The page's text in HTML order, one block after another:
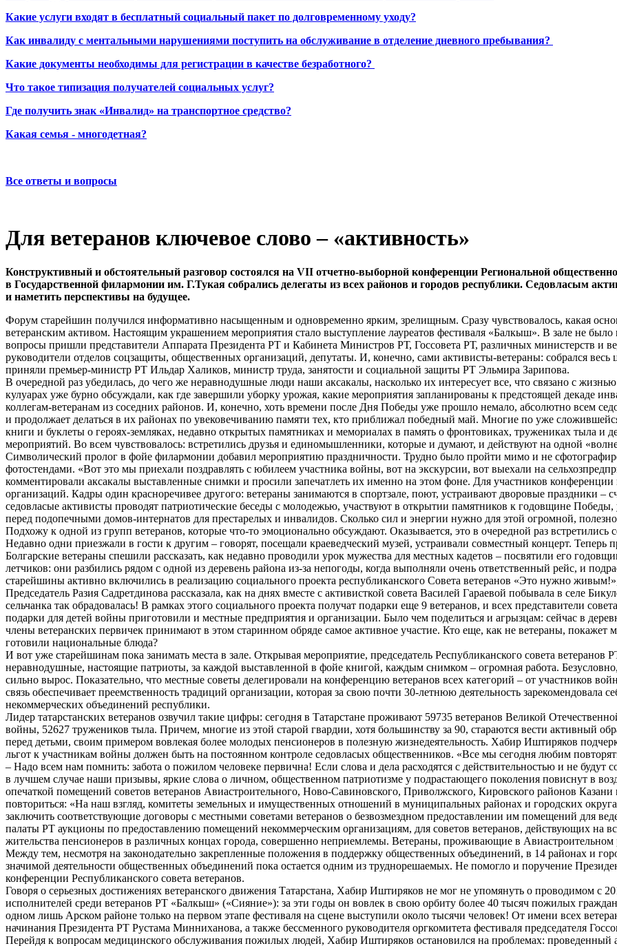
Какие услуги входят в бесплатный социальный пакет по долговременному уходу?
Как инвалиду с ментальными нарушениями поступить на обслуживание в отделение дневного пребывания?
Какие документы необходимы для регистрации в качестве безработного?
Что такое типизация получателей социальных услуг?
Где получить знак «Инвалид» на транспортное средство?
Какая семья - многодетная?
Все ответы и вопросы
Для ветеранов ключевое слово – «активность»
Конструктивный и обстоятельный разговор состоялся на VII отчетно-выборной конференции Региональной
в Государственной филармонии им. Г.Тукая собрались делегаты из всех районов и городов республики. Седовласым
и наметить перспективы на будущее.
Форум старейшин получился информативно насыщенным и одновременно ярким, зрелищным. Сразу чувствовалось, какая
ветеранским активом. Настоящим украшением мероприятия стало выступление лауреатов фестиваля «Балкыш». В зале не
вопросы пришли представители Аппарата Президента РТ и Кабинета Министров РТ, Госсовета РТ, различных министерств и
руководители отделов соцзащиты, общественных организаций, депутаты. И, конечно, сами активисты-ветераны: собрался
приняли премьер-министр РТ Ильдар Халиков, министр труда, занятости и социальной защиты РТ Эльмира Зарипова.
В очередной раз убедилась, до чего же неравнодушные люди наши аксакалы, насколько их интересует все, что связано с
кулуарах уже бурно обсуждали, как где завершили уборку урожая, какие мероприятия запланированы к предстоящей декаде
коллегам-ветеранам из соседних районов. И, конечно, хоть времени после Дня Победы уже прошло немало, абсолютно всем
и продолжает делаться в их районах по увековечиванию памяти тех, кто приближал победный май. Многие по уже
книги и буклеты о героях-земляках, недавно открытых памятниках и мемориалах в память о фронтовиках, тружениках тыла
мероприятий. Во всем чувствовалось: встретились друзья и единомышленники, которые и думают, и действуют на одной
Символический пролог в фойе филармонии добавил мероприятию праздничности. Трудно было пройти мимо и не
фотостендами. «Вот это мы приехали поздравлять с юбилеем участника войны, вот на экскурсии, вот выехали на
комментировали аксакалы выставленные снимки и просили запечатлеть их именно на этом фоне. Для участников
организаций. Кадры один красноречивее другого: ветераны занимаются в спортзале, поют, устраивают дворовые праздники –
седовласые активисты проводят патриотические беседы с молодежью, участвуют в открытии памятников к годовщине
перед подопечными домов-интернатов для престарелых и инвалидов. Сколько сил и энергии нужно для этой огромной,
Подхожу к одной из групп ветеранов, которые что-то эмоционально обсуждают. Оказывается, это в очередной раз
Недавно одни приезжали в гости к другим – говорят, посещали краеведческий музей, устраивали совместный концерт. Теперь
Болгарские ветераны спешили рассказать, как недавно проводили урок мужества для местных кадетов – посвятили его
летчиков: они разбились рядом с одной из деревень района из-за непогоды, когда выполняли очень ответственный рейс, и
старейшины активно включились в реализацию социального проекта республиканского Совета ветеранов «Это нужно
Председатель Разия Садретдинова рассказала, как на днях вместе с активисткой совета Василей Гараевой побывала в селе
сельчанка так обрадовалась! В рамках этого социального проекта получат подарки еще 9 ветеранов, и всех представители
подарки для детей войны приготовили и местные предприятия и организации. Было чем поделиться и агрызцам: сейчас в
члены ветеранских первичек принимают в этом старинном обряде самое активное участие. Кто еще, как не ветераны,
готовили национальные блюда?
И вот уже старейшинам пока занимать места в зале. Открывая мероприятие, председатель Республиканского совета
неравнодушные, настоящие патриоты, за каждой выставленной в фойе книгой, каждым снимком – огромная работа. Безусловно,
сильно вырос. Показательно, что местные советы делегировали на конференцию ветеранов всех категорий – от участников
связь обеспечивает преемственность традиций организации, которая за свою почти 30-летнюю деятельность зарекомендовала
некоммерческих объединений республики.
Лидер татарстанских ветеранов озвучил такие цифры: сегодня в Татарстане проживают 59735 ветеранов Великой
войны, 52627 тружеников тыла. Причем, многие из этой старой гвардии, хотя большинству за 90, стараются вести активный
перед детьми, своим примером вовлекая более молодых пенсионеров в полезную жизнедеятельность. Хабир Иштиряков
льгот к участникам войны должен быть на постоянном контроле седовласых общественников. «Все мы сегодня любим
– Надо всем нам помнить: забота о пожилом человеке первична! Если слова и дела расходятся с действительностью и не будут
в лучшем случае наши призывы, яркие слова о личном, общественном патриотизме у подрастающего поколения повиснут в
опечаткой помещений советов ветеранов Авиастроительного, Ново-Савиновского, Приволжского, Кировского районов
повториться: «На наш взгляд, комитеты земельных и имущественных отношений в муниципальных районах и городских
заключить соответствующие договоры с местными советами ветеранов о безвозмездном предоставлении им помещений для
палаты РТ аукционы по предоставлению помещений некоммерческим организациям, для советов ветеранов, действующих на
жительства пенсионеров в различных концах города, совершенно неприемлемы. Ветераны, проживающие в Авиастроительном
Между тем, несмотря на законодательно закрепленные положения в поддержку общественных объединений, в 14 районах и
значимой деятельности общественных объединений пока остается одним из труднорешаемых. Не помогло и поручение
конференции Республиканского совета ветеранов.
Говоря о серьезных достижениях ветеранского движения Татарстана, Хабир Иштиряков не мог не упомянуть о проводимом с
исполнителей среди ветеранов РТ «Балкыш» («Сияние»): за эти годы он вовлек в свою орбиту более 40 тысяч пожилых
одном лишь Арском районе только на первом этапе фестиваля на сцене выступили около тысячи человек! От имени всех
начинания Президента РТ Рустама Минниханова, а также бессменного руководителя оргкомитета фестиваля председателя
Перейдя к вопросам медицинского обслуживания пожилых людей, Хабир Иштиряков остановился на проблемах: проведенный